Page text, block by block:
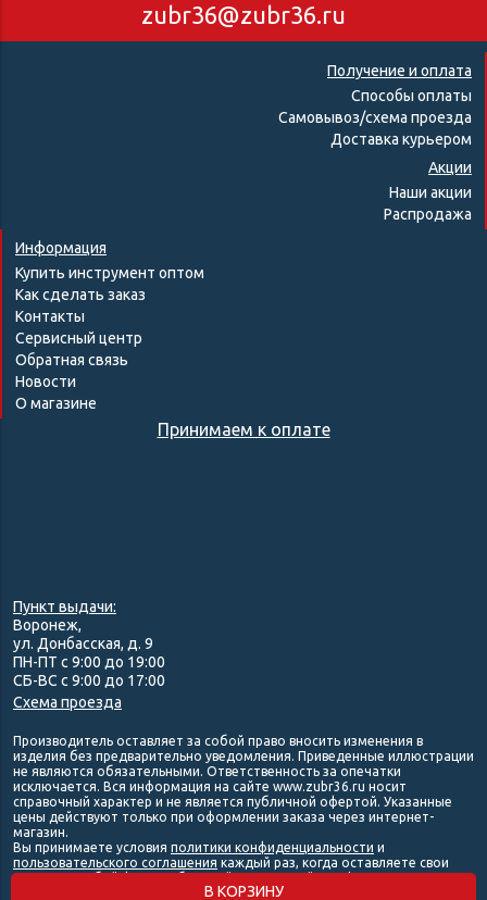
В КОРЗИНУ
zubr36@zubr36.ru
Получение и оплата
Способы оплаты
Самовывоз/схема проезда
Доставка курьером
Акции
Наши акции
Распродажа
Информация
Купить инструмент оптом
Как сделать заказ
Контакты
Сервисный центр
Обратная связь
Новости
О магазине
Принимаем к оплате
Пункт выдачи:
Воронеж,
ул. Донбасская, д. 9
ПН-ПТ с 9:00 до 19:00
СБ-ВС с 9:00 до 17:00
Схема проезда
Производитель оставляет за собой право вносить изменения в
изделия без предварительно уведомления. Приведенные иллюстрации
не являются обязательными. Ответственность за опечатки
исключается. Вся информация на сайте www.zubr36.ru носит
справочный характер и не является публичной офертой. Указанные
цены действуют только при оформлении заказа через интернет-
магазин.
Вы принимаете условия политики конфиденциальности и
пользовательского соглашения каждый раз, когда оставляете свои
данные в любой форме обратной связи на сайте zubr36.ru.